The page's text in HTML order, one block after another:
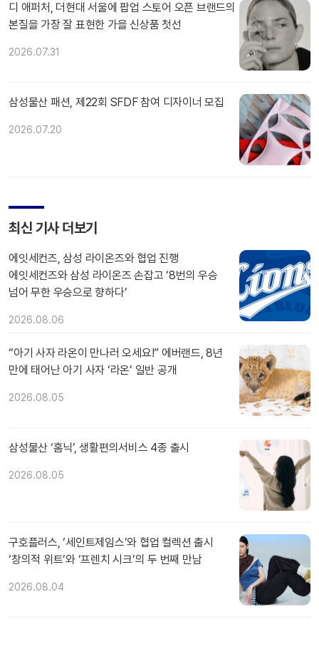
디 애퍼처, 더현대 서울에 팝업 스토어 오픈 브랜드의
본질을 가장 잘 표현한 가을 신상품 첫선
2026.07.31
삼성물산 패션, 제22회 SFDF 참여 디자이너 모집
2026.07.20
최신 기사 더보기
에잇세컨즈, 삼성 라이온즈와 협업 진행
에잇세컨즈와 삼성 라이온즈 손잡고 ‘8번의 우승
넘어 무한 우승으로 향하다’
2026.08.06
“아기 사자 라온이 만나러 오세요!” 에버랜드, 8년
만에 태어난 아기 사자 ‘라온’ 일반 공개
2026.08.05
삼성물산 ‘홈닉’, 생활편의서비스 4종 출시
2026.08.05
구호플러스, ‘세인트제임스’와 협업 컬렉션 출시
‘창의적 위트’와 ‘프렌치 시크’의 두 번째 만남
2026.08.04